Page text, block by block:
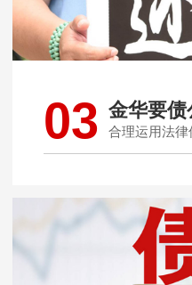
03 金华要债
合理运用法